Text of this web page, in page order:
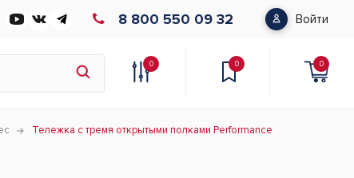
8 800 550 09 32 Войти
0 0 0
Тележка с тремя открытыми полками Performance